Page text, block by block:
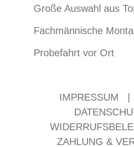
Große Auswahl aus
Fachmännische
Probefahrt vor Ort
IMPRESSUM
ZAHLUNG &